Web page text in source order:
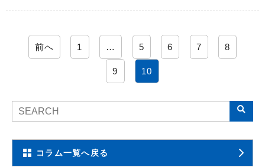
前へ 1 … 5 6 7 8
9 10
コラム一覧へ戻る